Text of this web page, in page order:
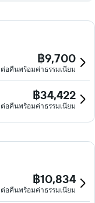
฿9,700
ต่อคืนพร้อมค่าธรรมเนียม
฿34,422
ต่อคืนพร้อมค่าธรรมเนียม
฿10,834
ต่อคืนพร้อมค่าธรรมเนียม